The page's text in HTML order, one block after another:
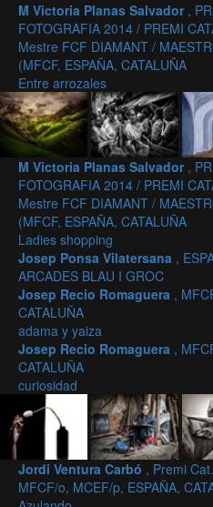
M Victoria Planas Salvador ,
FOTOGRAFIA 2014 / PREMI
Mestre FCF DIAMANT /
(MFCF, ESPAÑA, CATALUÑA
Entre arrozales
M Victoria Planas Salvador ,
FOTOGRAFIA 2014 / PREMI
Mestre FCF DIAMANT /
(MFCF, ESPAÑA, CATALUÑA
Ladies shopping
Josep Ponsa Vilatersana ,
ARCADES BLAU I GROC
Josep Recio Romaguera ,
CATALUÑA
adama y yaiza
Josep Recio Romaguera ,
CATALUÑA
curiosidad
Jordi Ventura Carbó , Premi
MFCF/o, MCEF/p, ESPAÑA,